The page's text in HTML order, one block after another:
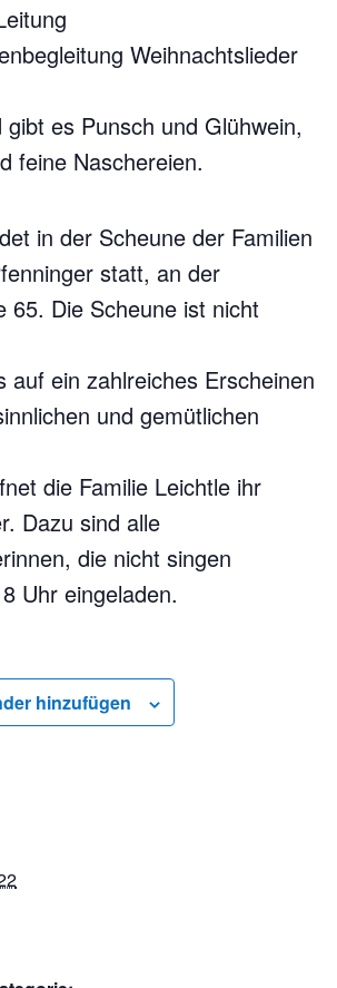
Weihnachtslieder
es Punsch und Glühwein,
feine Naschereien.
in der Scheune der Familien
statt, an der
65. Die Scheune ist nicht
auf ein zahlreiches Erscheinen
und gemütlichen
die Familie Leichtle ihr
Dazu sind alle
die nicht singen
Uhr eingeladen.
hinzufügen